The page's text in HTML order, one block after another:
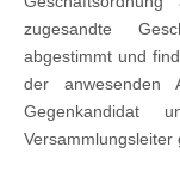
zugesandte
abgestimmt und
der anwesenden
Versammlungsleiter